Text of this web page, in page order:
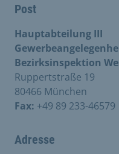
Post
Hauptabteilung III
Bezirksinspektion
Ruppertstraße 19
80466 München
Fax: +49 89 233-46579
Adresse